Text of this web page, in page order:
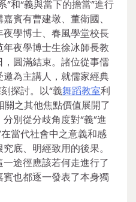
”和“義與當下的擔當”進行
賓有曹建墩、董衛國、
學博士、春風學堂校長
夜學博士生徐冰師長教
圓滿結束。諸位從事儒
為主講人，就儒家經典
探討。以“義舞蹈教室利
關之其他焦點價值展開了
別從分歧角度對“義”進
當代社會中之意義和感
底、明經致用的後果。
途徑應該若何走進行了
也都逐一發表了本身獨